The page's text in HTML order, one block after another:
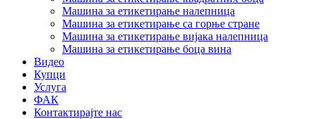
Машина за етикетирање налепница
Машина за етикетирање са горње стране
Машина за етикетирање вијака налепница
Машина за етикетирање боца вина
Видео
Купци
Услуга
ФАК
Контактирајте нас